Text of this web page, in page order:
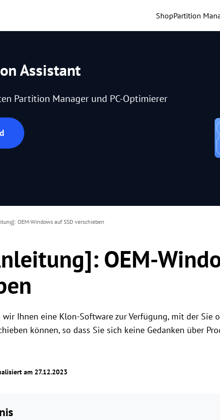
ShopPartition
Assistant
Partition Manager und PC-Optimierer
OEM-Windows auf SSD verschieben
OEM-
Ihnen eine Klon-Software zur Verfügung, mit der Sie
können, so dass Sie sich keine Gedanken über
am 27.12.2023